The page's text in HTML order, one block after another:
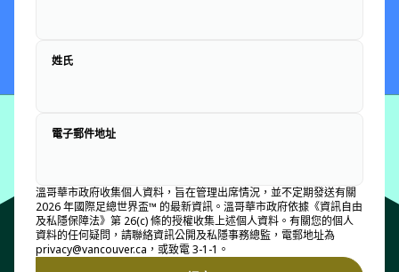
姓氏
電子郵件地址
溫哥華市政府收集個人資料，旨在管理出席情況，並不定期發送有關
2026 年國際足總世界盃™ 的最新資訊。溫哥華市政府依據《資訊自由
及私隱保障法》第 26(c) 條的授權收集上述個人資料。有關您的個人
資料的任何疑問，請聯絡資訊公開及私隱事務總監，電郵地址為
privacy@vancouver.ca，或致電 3-1-1。